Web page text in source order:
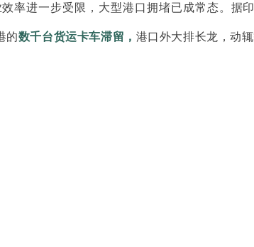
率进一步受限，大型港口拥堵已成常态。据
的数千台货运卡车滞留， 港口外大排长龙，动